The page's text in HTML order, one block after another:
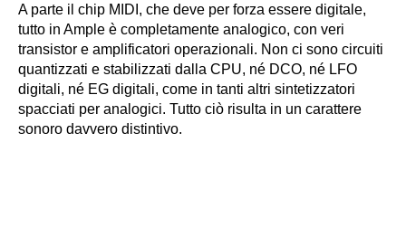
A parte il chip MIDI, che deve per forza essere digitale,
tutto in Ample è completamente analogico, con veri
transistor e amplificatori operazionali. Non ci sono circuiti
quantizzati e stabilizzati dalla CPU, né DCO, né LFO
digitali, né EG digitali, come in tanti altri sintetizzatori
spacciati per analogici. Tutto ciò risulta in un carattere
sonoro davvero distintivo.